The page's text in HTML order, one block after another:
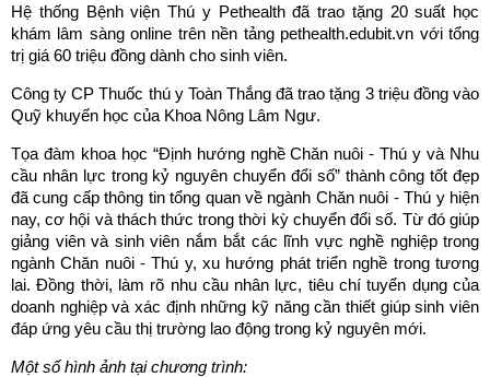
Hệ thống Bệnh viện Thú y Pethealth đã trao tặng 20 suất học
khám lâm sàng online trên nền tảng pethealth.edubit.vn với tổng
trị giá 60 triệu đồng dành cho sinh viên.
Công ty CP Thuốc thú y Toàn Thắng đã trao tặng 3 triệu đồng vào
Quỹ khuyến học của Khoa Nông Lâm Ngư.
Tọa đàm khoa học “Định hướng nghề Chăn nuôi - Thú y và Nhu
cầu nhân lực trong kỷ nguyên chuyển đổi số” thành công tốt đẹp
đã cung cấp thông tin tổng quan về ngành Chăn nuôi - Thú y hiện
nay, cơ hội và thách thức trong thời kỳ chuyển đổi số. Từ đó giúp
giảng viên và sinh viên nắm bắt các lĩnh vực nghề nghiệp trong
ngành Chăn nuôi - Thú y, xu hướng phát triển nghề trong tương
lai. Đồng thời, làm rõ nhu cầu nhân lực, tiêu chí tuyển dụng của
doanh nghiệp và xác định những kỹ năng cần thiết giúp sinh viên
đáp ứng yêu cầu thị trường lao động trong kỷ nguyên mới.
Một số hình ảnh tại chương trình: